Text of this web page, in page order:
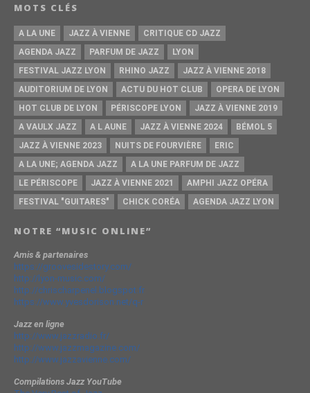
MOTS CLÉS
A LA UNE JAZZ À VIENNE
CRITIQUE CD JAZZ
AGENDA JAZZ
PARFUM DE JAZZ
LYON
FESTIVAL JAZZ LYON
RHINO JAZZ
JAZZ À VIENNE 2018
AUDITORIUM DE LYON
ACTU DU HOT CLUB
OPERA DE LYON
HOT CLUB DE LYON
PÉRISCOPE LYON
JAZZ À VIENNE 2019
A VAULX JAZZ
A L AUNE JAZZ À VIENNE 2024
BÉMOL 5
JAZZ À VIENNE 2023
NUITS DE FOURVIÈRE
ERIC
A LA UNE; AGENDA JAZZ
A LA UNE PARFUM DE JAZZ
LE PÉRISCOPE
JAZZ À VIENNE 2021
AMPHI JAZZ OPÉRA
FESTIVAL "GUITARES"
CHICK CORÉA AGENDA JAZZ LYON
NOTRE “MUSIC ONLINE”
Amis & partenaires
https://groovesidestory.com/
http://lyon-music.com/
http://chrischarpenel.blogspot.fr
https://www.yvesdorison.net/q-r
Jazz en ligne
http://www.jazzradio.fr/
http://www.jazzmagazine.com/
http://www.jazzavienne.com/
Compilations Jazz YouTube